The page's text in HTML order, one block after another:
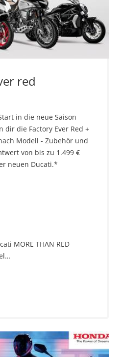
red
in die neue Saison
dir die Factory Ever Red +
Modell - Zubehör und
von bis zu 1.499 €
neuen Ducati.*
MORE THAN RED